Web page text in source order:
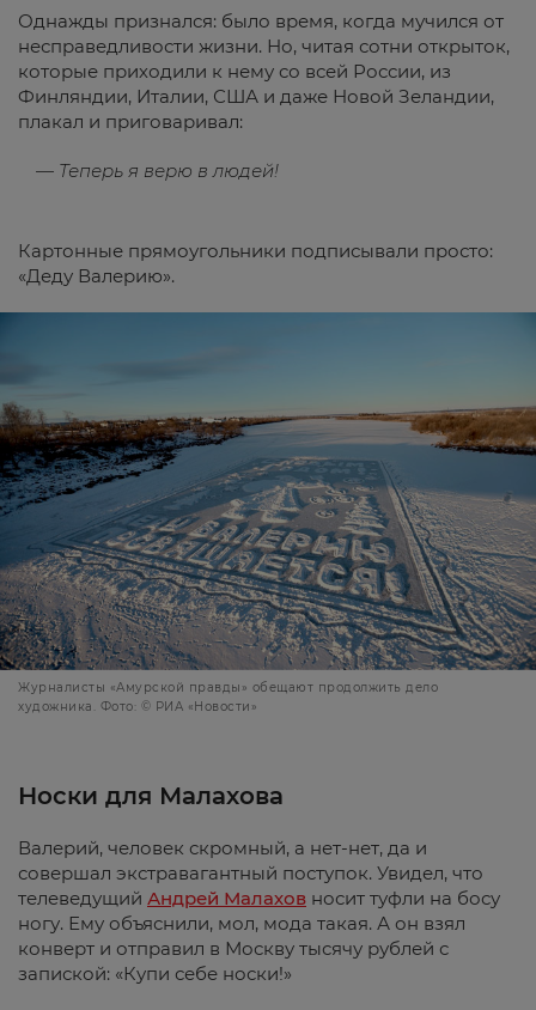
Однажды признался: было время, когда мучился от
несправедливости жизни. Но, читая сотни открыток,
которые приходили к нему со всей России, из
Финляндии, Италии, США и даже Новой Зеландии,
плакал и приговаривал:
— Теперь я верю в людей!
Картонные прямоугольники подписывали просто:
«Деду Валерию».
Журналисты «Амурской правды» обещают продолжить дело
художника. Фото: © РИА «Новости»
Носки для Малахова
Валерий, человек скромный, а нет-нет, да и
совершал экстравагантный поступок. Увидел, что
телеведущий Андрей Малахов носит туфли на босу
ногу. Ему объяснили, мол, мода такая. А он взял
конверт и отправил в Москву тысячу рублей с
запиской: «Купи себе носки!»